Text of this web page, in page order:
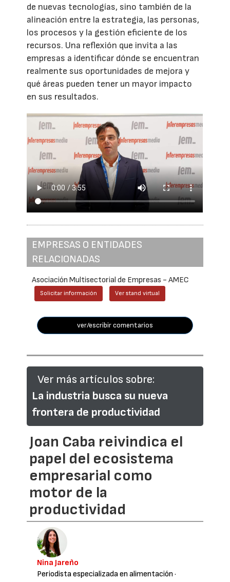
de nuevas tecnologías, sino también de la
alineación entre la estrategia, las personas,
los procesos y la gestión eficiente de los
recursos. Una reflexión que invita a las
empresas a identificar dónde se encuentran
realmente sus oportunidades de mejora y
qué áreas pueden tener un mayor impacto
en sus resultados.
EMPRESAS O ENTIDADES
RELACIONADAS
Asociación Multisectorial de Empresas - AMEC
Solicitar información Ver stand virtual
ver/escribir comentarios
Ver más artículos sobre:
La industria busca su nueva
frontera de productividad
Joan Caba reivindica el
papel del ecosistema
empresarial como
motor de la
productividad
Nina Jareño
Periodista especializada en alimentación ·